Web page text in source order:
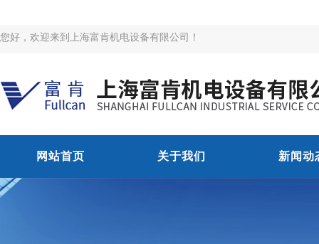
您好，欢迎来到上海富肯机电设备有限公司！
网站首页 关于我们 新闻动